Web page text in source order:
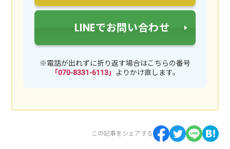
LINEでお問い合わせ
※電話が出れずに折り返す場合はこちらの番号
「070-8331-6113」 よりかけ直します。
この記事をシェアする